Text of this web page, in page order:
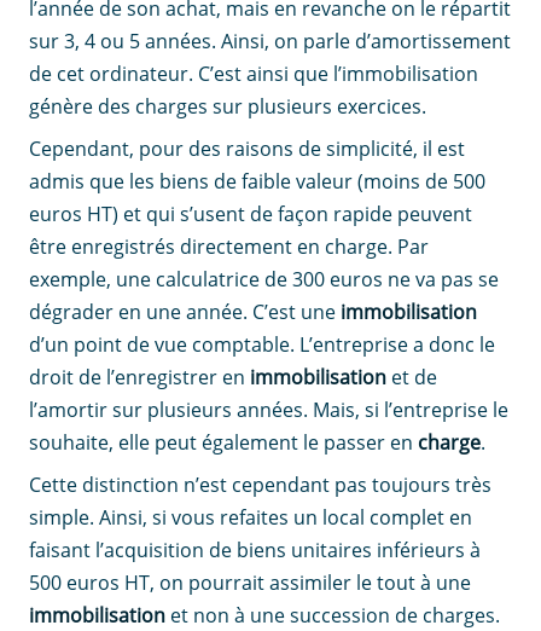
l’année de son achat, mais en revanche on le répartit
sur 3, 4 ou 5 années. Ainsi, on parle d’amortissement
de cet ordinateur. C’est ainsi que l’immobilisation
génère des charges sur plusieurs exercices.
Cependant, pour des raisons de simplicité, il est
admis que les biens de faible valeur (moins de 500
euros HT) et qui s’usent de façon rapide peuvent
être enregistrés directement en charge. Par
exemple, une calculatrice de 300 euros ne va pas se
dégrader en une année. C’est une immobilisation
d’un point de vue comptable. L’entreprise a donc le
droit de l’enregistrer en immobilisation et de
l’amortir sur plusieurs années. Mais, si l’entreprise le
souhaite, elle peut également le passer en charge.
Cette distinction n’est cependant pas toujours très
simple. Ainsi, si vous refaites un local complet en
faisant l’acquisition de biens unitaires inférieurs à
500 euros HT, on pourrait assimiler le tout à une
immobilisation et non à une succession de charges.